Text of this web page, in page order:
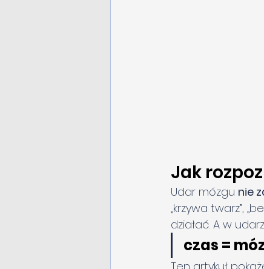
Jak
Udar mózgu nie
„krzywa twarz”,
działać. A w
czas =